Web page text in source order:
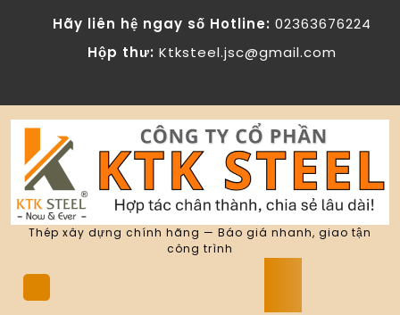
Hãy liên hệ ngay số Hotline: 02363676224
Hộp thư: Ktksteel.jsc@gmail.com
Thép xây dựng chính hãng — Báo giá nhanh, giao tận
công trình